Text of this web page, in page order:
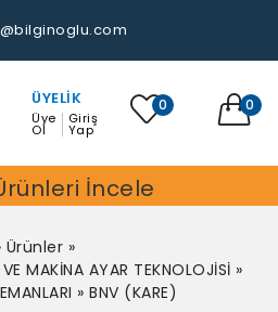
ÜYELIK
Üye
Ol
Giriş
Yap
0 0
İncele
Ürünler »
MAKİNA AYAR TEKNOLOJİSİ »
» BNV (KARE)